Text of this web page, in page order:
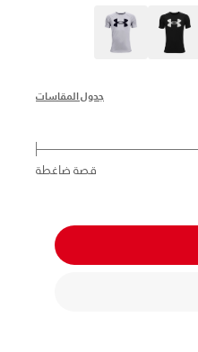
جدول المقاسات
قصة ضاغطة